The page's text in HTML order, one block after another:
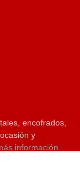
encofrados,
y
información.